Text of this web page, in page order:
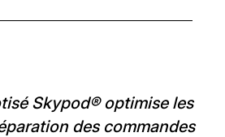
Skypod® optimise les
des commandes